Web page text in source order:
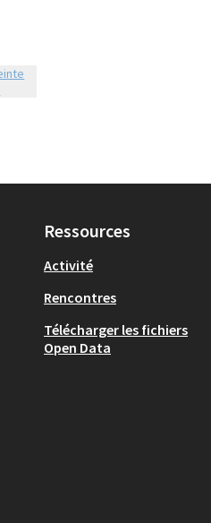
Ressources
Activité
Rencontres
Télécharger les fichiers
Open Data